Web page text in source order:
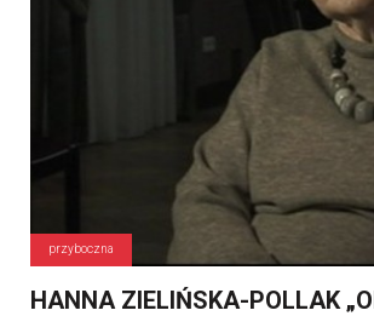
przyboczna
HANNA ZIELIŃSKA-POLLAK